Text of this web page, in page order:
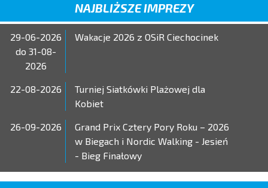
NAJBLIŻSZE IMPREZY
29-06-2026
do 31-08-
2026
Wakacje 2026 z OSiR Ciechocinek
22-08-2026
Turniej Siatkówki Plażowej dla
Kobiet
26-09-2026
Grand Prix Cztery Pory Roku – 2026
w Biegach i Nordic Walking - Jesień
- Bieg Finałowy